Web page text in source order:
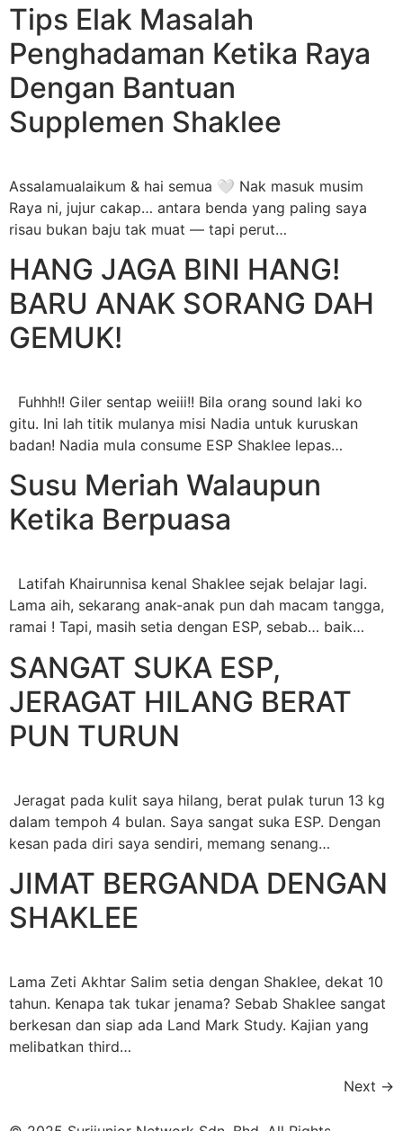
Tips Elak Masalah
Penghadaman Ketika Raya
Dengan Bantuan
Supplemen Shaklee
Assalamualaikum & hai semua 🤍 Nak masuk musim
Raya ni, jujur cakap… antara benda yang paling saya
risau bukan baju tak muat — tapi perut…
HANG JAGA BINI HANG!
BARU ANAK SORANG DAH
GEMUK!
Fuhhh!! Giler sentap weiii!! Bila orang sound laki ko
gitu. Ini lah titik mulanya misi Nadia untuk kuruskan
badan! Nadia mula consume ESP Shaklee lepas…
Susu Meriah Walaupun
Ketika Berpuasa
Latifah Khairunnisa kenal Shaklee sejak belajar lagi.
Lama aih, sekarang anak-anak pun dah macam tangga,
ramai ! Tapi, masih setia dengan ESP, sebab… baik…
SANGAT SUKA ESP,
JERAGAT HILANG BERAT
PUN TURUN
Jeragat pada kulit saya hilang, berat pulak turun 13 kg
dalam tempoh 4 bulan. Saya sangat suka ESP. Dengan
kesan pada diri saya sendiri, memang senang…
JIMAT BERGANDA DENGAN
SHAKLEE
Lama Zeti Akhtar Salim setia dengan Shaklee, dekat 10
tahun. Kenapa tak tukar jenama? Sebab Shaklee sangat
berkesan dan siap ada Land Mark Study. Kajian yang
melibatkan third…
Next →